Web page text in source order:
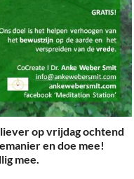
op vrijdag ochtend
en doe mee!
mee.